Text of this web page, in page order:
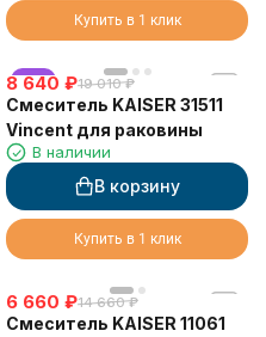
Купить в 1 клик
хит
8 640 ₽19 010 ₽
Смеситель KAISER 31511
Vincent для раковины
В наличии
В корзину
Купить в 1 клик
6 660 ₽14 660 ₽
Смеситель KAISER 11061